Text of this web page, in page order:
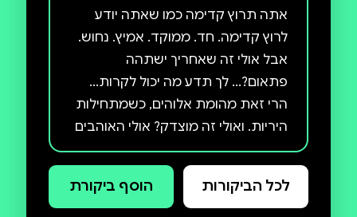
אתה תרוץ קדימה כמו שאתה יודע
לרוץ קדימה. חד. ממוקד. אמיץ. נחוש.
אבל אולי זה שאחריך ישתהה
פתאום?... לך תדע מה יכול לקרות...
הרי זאת מהומת אלוהים, כשמתחילות
היריות. ואולי זה מוצדק? אולי האוהבים
באמת צריכים להיות מוכנים לתת
הכול... הכול! זאת המתנה הגדולה
והעצומה והבלתי־אפשרית שלהם
לכל הביקורות הוסף ביקורת